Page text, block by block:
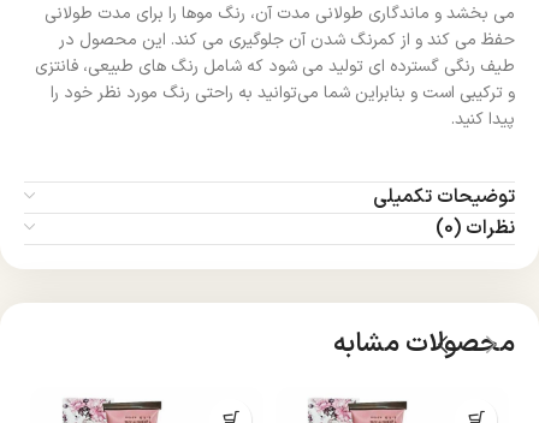
می‌ بخشد و ماندگاری طولانی مدت آن، رنگ موها را برای مدت طولانی
حفظ می‌ کند و از کمرنگ شدن آن جلوگیری می‌ کند. این محصول در
طیف رنگی گسترده‌ ای تولید می‌ شود که شامل رنگ‌ های طبیعی، فانتزی
و ترکیبی است و بنابراین شما می‌توانید به راحتی رنگ مورد نظر خود را
پیدا کنید.
توضیحات تکمیلی
نظرات (0)
محصولات مشابه